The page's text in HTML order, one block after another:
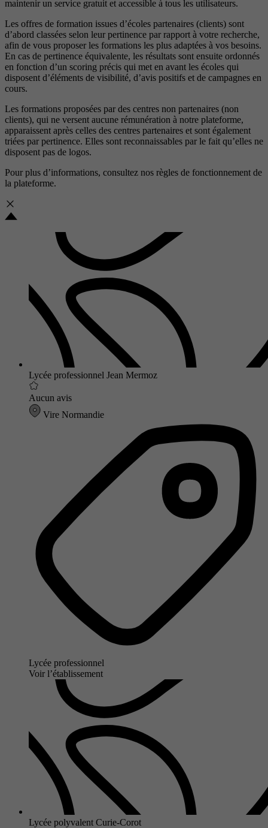
maintenir un service gratuit et accessible à tous les utilisateurs.
Les offres de formation issues d’écoles partenaires (clients) sont
d’abord classées selon leur pertinence par rapport à votre recherche,
afin de vous proposer les formations les plus adaptées à vos besoins.
En cas de pertinence équivalente, les résultats sont ensuite ordonnés
en fonction d’un scoring précis qui met en avant les écoles qui
disposent d’éléments de visibilité, d’avis positifs et de campagnes en
cours.
Les formations proposées par des centres non partenaires (non
clients), qui ne versent aucune rémunération à notre plateforme,
apparaissent après celles des centres partenaires et sont également
triées par pertinence. Elles sont reconnaissables par le fait qu’elles ne
disposent pas de logos.
Pour plus d’informations, consultez nos règles de fonctionnement de
la plateforme.
Lycée professionnel Jean Mermoz
Aucun avis
Vire Normandie
Lycée professionnel
Voir l’établissement
Lycée polyvalent Curie-Corot